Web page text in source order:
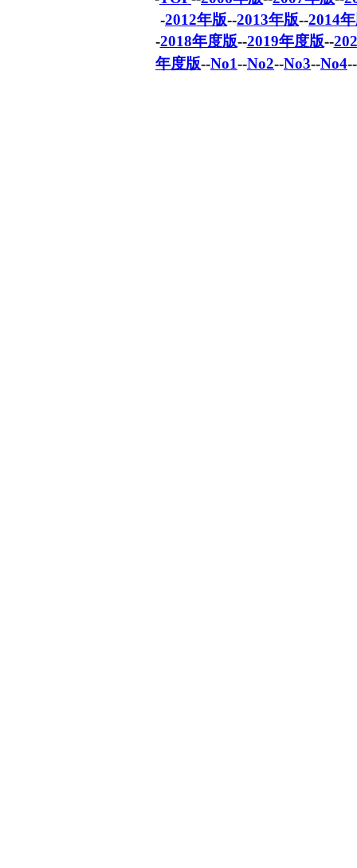
-2012年版--2013年版--2014
-2018年度版--2019年度版--
年度版--No1--No2--No3--No4